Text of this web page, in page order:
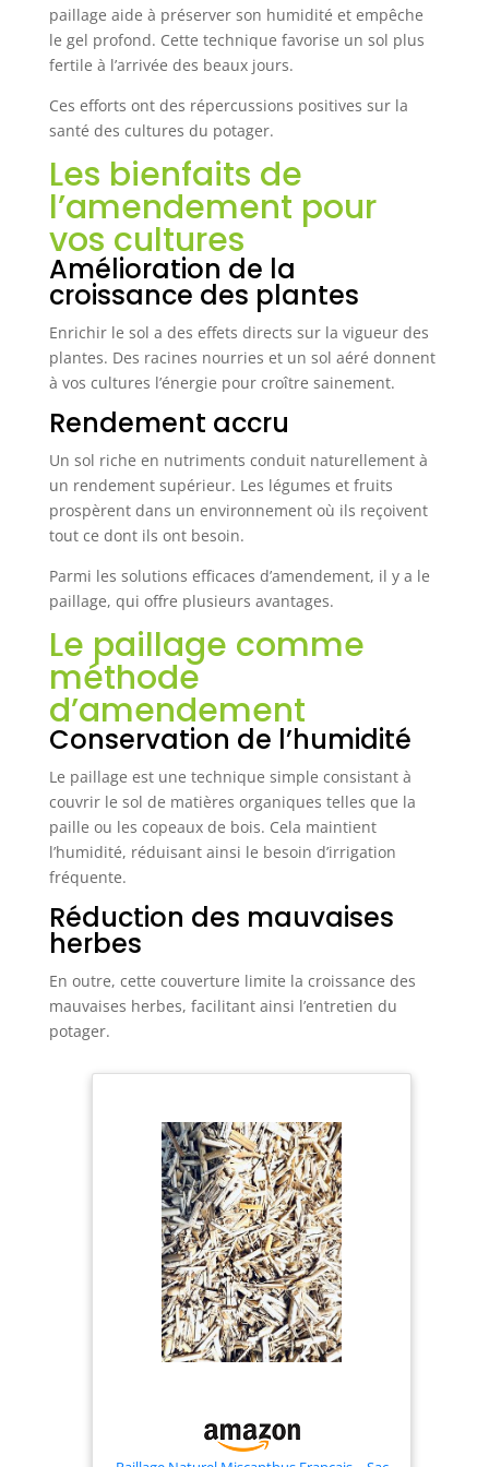
paillage aide à préserver son humidité et empêche
le gel profond. Cette technique favorise un sol plus
fertile à l’arrivée des beaux jours.
Ces efforts ont des répercussions positives sur la
santé des cultures du potager.
Les bienfaits de
l’amendement pour
vos cultures
Amélioration de la
croissance des plantes
Enrichir le sol a des effets directs sur la vigueur des
plantes. Des racines nourries et un sol aéré donnent
à vos cultures l’énergie pour croître sainement.
Rendement accru
Un sol riche en nutriments conduit naturellement à
un rendement supérieur. Les légumes et fruits
prospèrent dans un environnement où ils reçoivent
tout ce dont ils ont besoin.
Parmi les solutions efficaces d’amendement, il y a le
paillage, qui offre plusieurs avantages.
Le paillage comme
méthode
d’amendement
Conservation de l’humidité
Le paillage est une technique simple consistant à
couvrir le sol de matières organiques telles que la
paille ou les copeaux de bois. Cela maintient
l’humidité, réduisant ainsi le besoin d’irrigation
fréquente.
Réduction des mauvaises
herbes
En outre, cette couverture limite la croissance des
mauvaises herbes, facilitant ainsi l’entretien du
potager.